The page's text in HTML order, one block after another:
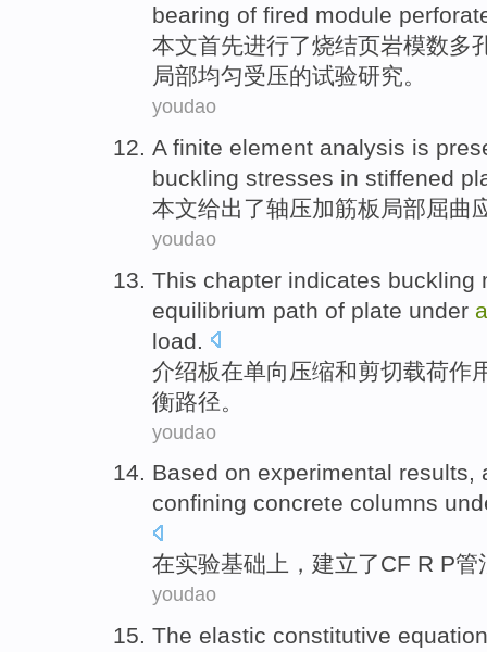
bearing of fired module
本文首先进行了烧结页岩模数多
局部均匀受压的试验研究。
youdao
A finite element analysis is
buckling stresses in stiffened
本文给出了轴压加筋板 局部屈曲
youdao
This chapter indicates buckling
equilibrium path of plate under
load
介绍板在单向 压缩和剪切载荷作
衡路径 。
youdao
Based on experimental results,
confining concrete columns
在实验基础 上 ， 建立了CF R P管
youdao
The elastic constitutive